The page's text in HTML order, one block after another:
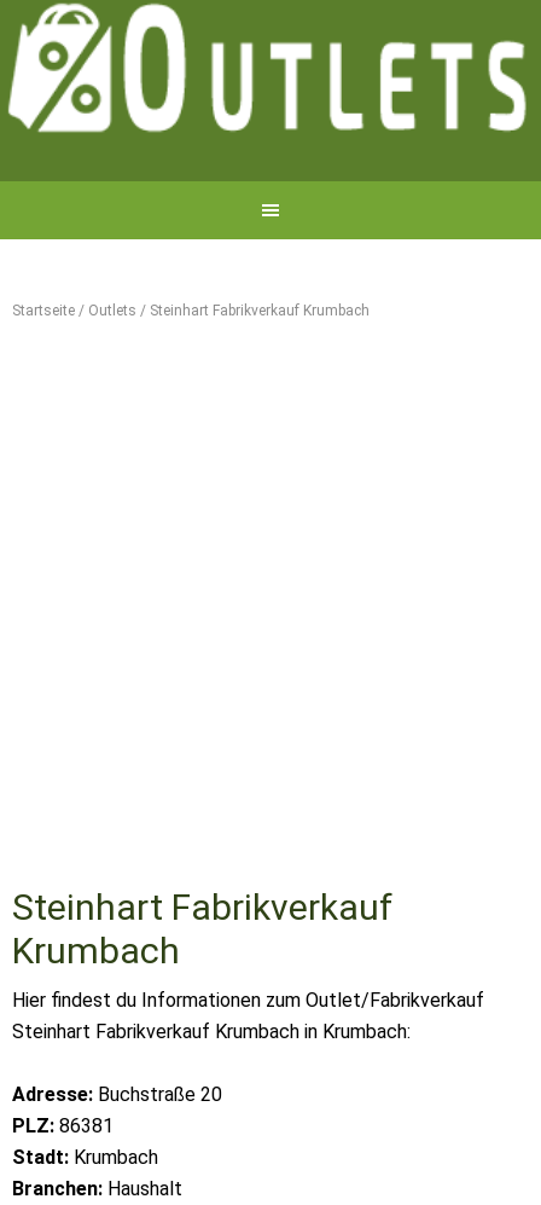
Startseite / Outlets / Steinhart Fabrikverkauf Krumbach
Steinhart Fabrikverkauf
Krumbach
Hier findest du Informationen zum Outlet/Fabrikverkauf
Steinhart Fabrikverkauf Krumbach in Krumbach:
Adresse: Buchstraße 20
PLZ: 86381
Stadt: Krumbach
Branchen: Haushalt